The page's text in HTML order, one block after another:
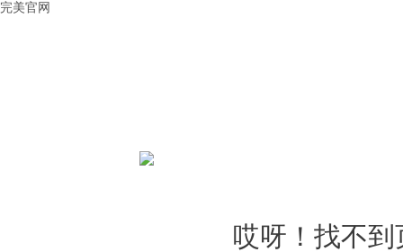
完美官网
哎呀！找不到